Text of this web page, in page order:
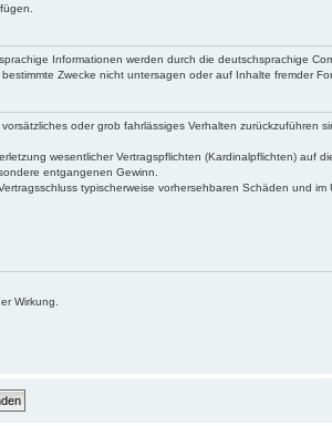
Informationen werden durch die deutschsprachige
Zwecke nicht untersagen oder auf Inhalte fremder
oder grob fahrlässiges Verhalten zurückzuführen
wesentlicher Vertragspflichten (Kardinalpflichten) auf
entgangenen Gewinn.
typischerweise vorhersehbaren Schäden und im
Wirkung.